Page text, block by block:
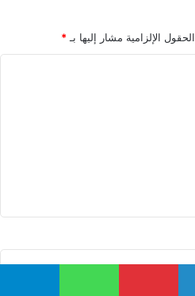
الحقول الإلزامية مشار إليها بـ *